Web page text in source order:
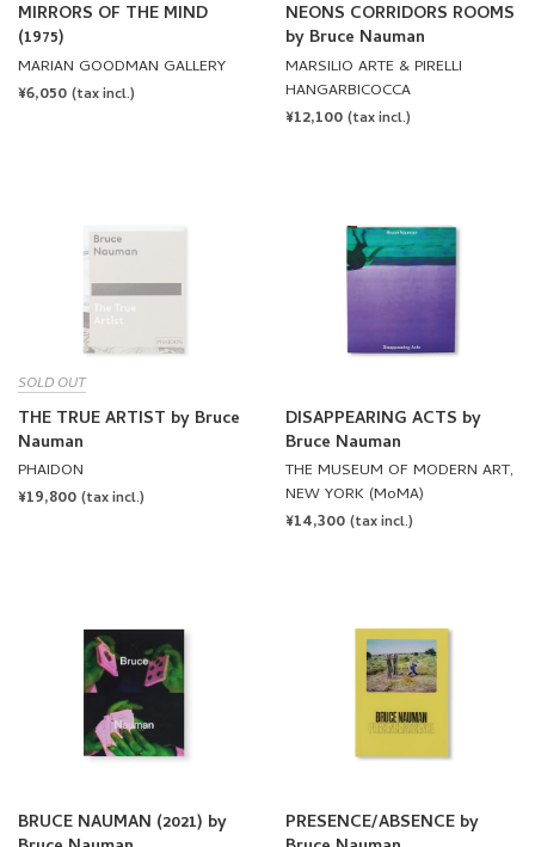
MIRRORS OF THE MIND
(1975)
MARIAN GOODMAN GALLERY
REGULAR
¥6,050 (tax incl.)
NEONS CORRIDORS ROOMS
by Bruce Nauman
MARSILIO ARTE & PIRELLI
HANGARBICOCCA
REGULAR
¥12,100 (tax incl.)
SOLD OUT
THE TRUE ARTIST by Bruce
Nauman
PHAIDON
REGULAR
¥19,800 (tax incl.)
DISAPPEARING ACTS by
Bruce Nauman
THE MUSEUM OF MODERN ART,
NEW YORK (MoMA)
REGULAR
¥14,300 (tax incl.)
BRUCE NAUMAN (2021) by
PRESENCE/ABSENCE by